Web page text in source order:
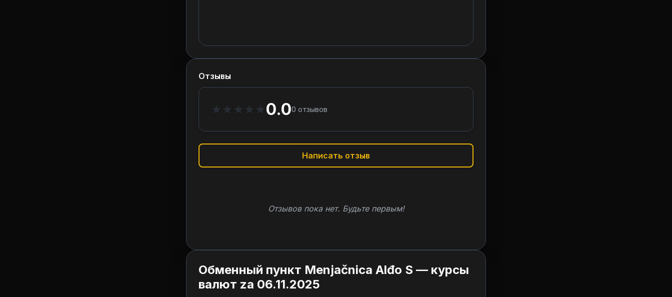
Отзывы
★ ★ ★ ★ ★0.00 отзывов
Написать отзыв
Отзывов пока нет. Будьте первым!
Обменный пункт Menjačnica Alđo S — курсы
валют za 06.11.2025